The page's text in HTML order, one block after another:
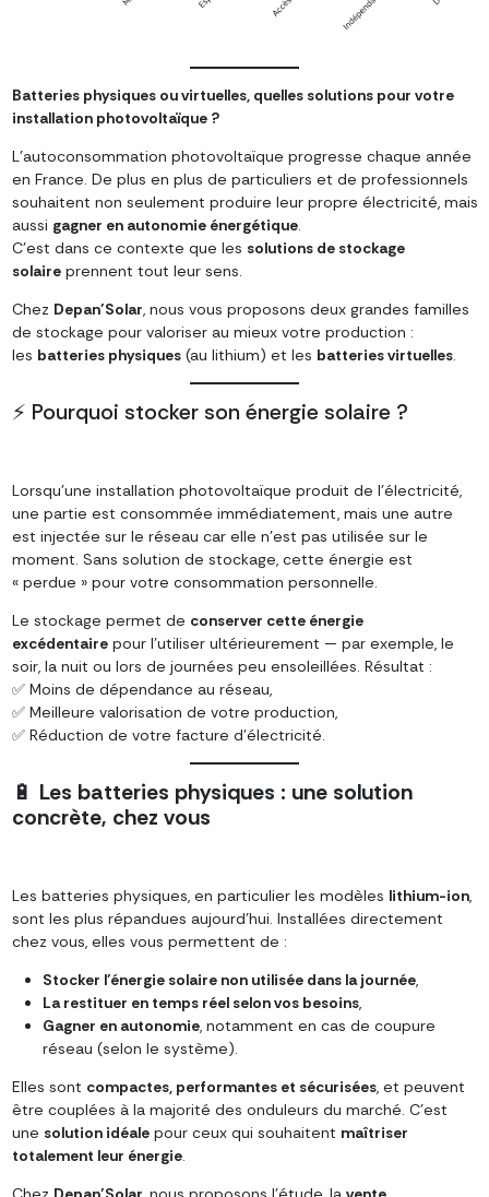
Batteries physiques ou virtuelles, quelles solutions pour votre
installation photovoltaïque ?
L’autoconsommation photovoltaïque progresse chaque année
en France. De plus en plus de particuliers et de professionnels
souhaitent non seulement produire leur propre électricité, mais
aussi gagner en autonomie énergétique.
C’est dans ce contexte que les solutions de stockage
solaireprennent tout leur sens.
Chez Depan’Solar, nous vous proposons deux grandes familles
de stockage pour valoriser au mieux votre production :
les batteries physiques(au lithium) et les batteries virtuelles.
⚡ Pourquoi stocker son énergie solaire ?
Lorsqu’une installation photovoltaïque produit de l’électricité,
une partie est consommée immédiatement, mais une autre
est injectée sur le réseau car elle n’est pas utilisée sur le
moment. Sans solution de stockage, cette énergie est
« perdue » pour votre consommation personnelle.
Le stockage permet de conserver cette énergie
excédentairepour l’utiliser ultérieurement — par exemple, le
soir, la nuit ou lors de journées peu ensoleillées. Résultat :
✅ Moins de dépendance au réseau,
✅ Meilleure valorisation de votre production,
✅ Réduction de votre facture d’électricité.
🔋 Les batteries physiques : une solution
concrète, chez vous
Les batteries physiques, en particulier les modèles lithium-ion,
sont les plus répandues aujourd’hui. Installées directement
chez vous, elles vous permettent de :
Stocker l’énergie solaire non utilisée dans la journée,
La restituer en temps réel selon vos besoins,
Gagner en autonomie, notamment en cas de coupure
réseau (selon le système).
Elles sont compactes, performantes et sécurisées, et peuvent
être couplées à la majorité des onduleurs du marché. C’est
une solution idéalepour ceux qui souhaitent maîtriser
totalement leur énergie.